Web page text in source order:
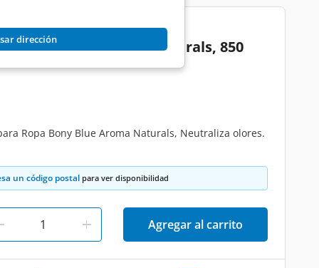
dirección
Bony Blue Aroma Naturals, 850
Ropa Bony Blue Aroma Naturals, Neutraliza olores.
un código postal para ver disponibilidad
Agregar al carrito